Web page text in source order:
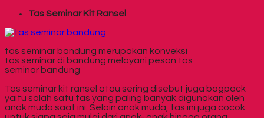
Tas Seminar Kit Ransel
tas seminar bandung merupakan konveksi
tas seminar di bandung melayani pesan tas
seminar bandung
Tas seminar kit ransel atau sering disebut juga bagpack
yaitu salah satu tas yang paling banyak digunakan oleh
anak muda saat ini. Selain anak muda, tas ini juga cocok